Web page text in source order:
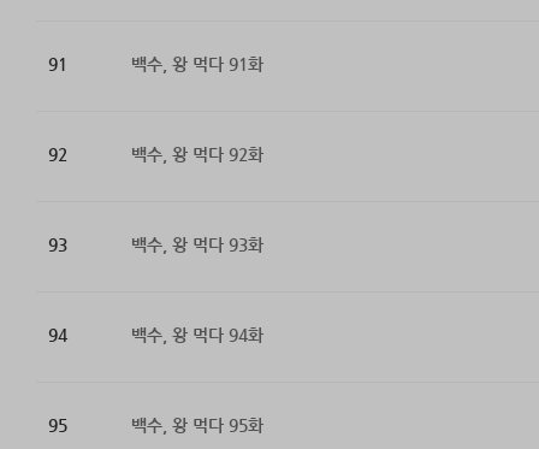
91 백수, 왕 먹다 91화
92 백수, 왕 먹다 92화
93 백수, 왕 먹다 93화
94 백수, 왕 먹다 94화
95 백수, 왕 먹다 95화